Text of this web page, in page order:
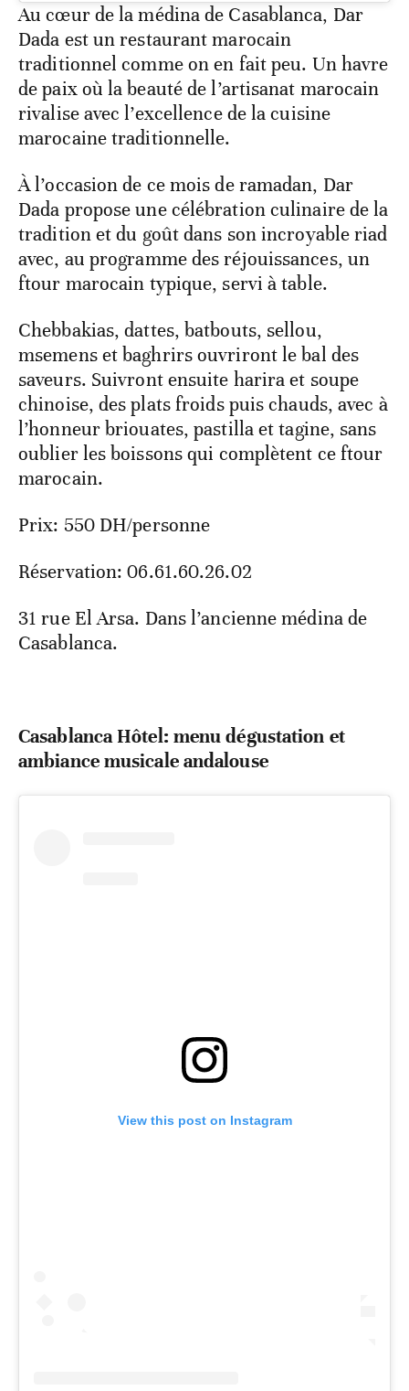
Au cœur de la médina de Casablanca, Dar
Dada est un restaurant marocain
traditionnel comme on en fait peu. Un havre
de paix où la beauté de l’artisanat marocain
rivalise avec l’excellence de la cuisine
marocaine traditionnelle.
À l’occasion de ce mois de ramadan, Dar
Dada propose une célébration culinaire de la
tradition et du goût dans son incroyable riad
avec, au programme des réjouissances, un
ftour marocain typique, servi à table.
Chebbakias, dattes, batbouts, sellou,
msemens et baghrirs ouvriront le bal des
saveurs. Suivront ensuite harira et soupe
chinoise, des plats froids puis chauds, avec à
l’honneur briouates, pastilla et tagine, sans
oublier les boissons qui complètent ce ftour
marocain.
Prix: 550 DH/personne
Réservation: 06.61.60.26.02
31 rue El Arsa. Dans l’ancienne médina de
Casablanca.
Casablanca Hôtel: menu dégustation et
ambiance musicale andalouse
View this post on Instagram